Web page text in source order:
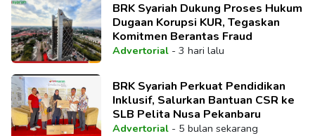
BRK Syariah Dukung Proses Hukum
Dugaan Korupsi KUR, Tegaskan
Komitmen Berantas Fraud
Advertorial- 3 hari lalu
BRK Syariah Perkuat Pendidikan
Inklusif, Salurkan Bantuan CSR ke
SLB Pelita Nusa Pekanbaru
Advertorial- 5 bulan sekarang